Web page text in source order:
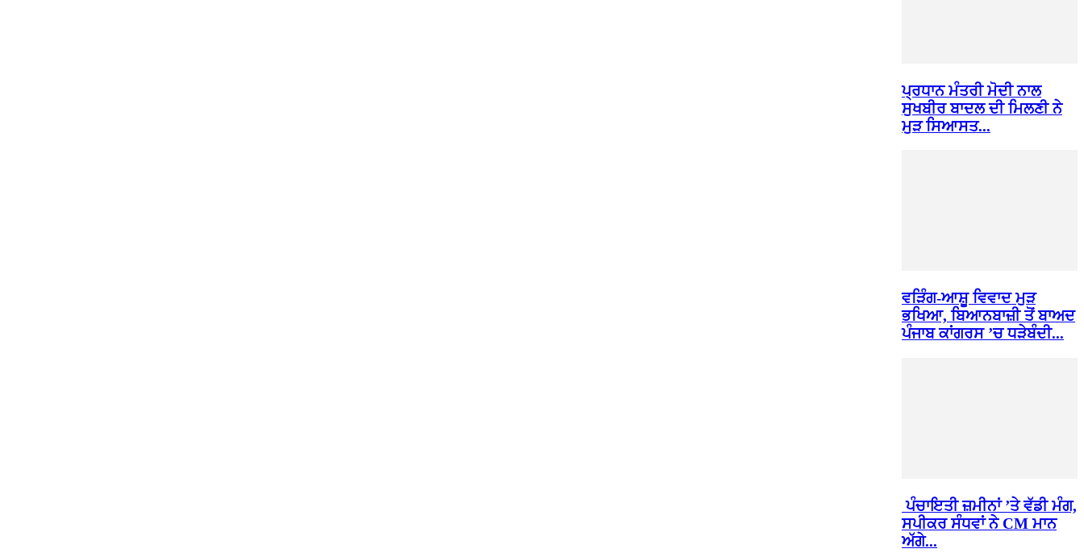
ਪ੍ਰਧਾਨ ਮੰਤਰੀ ਮੋਦੀ ਨਾਲ
ਸੁਖਬੀਰ ਬਾਦਲ ਦੀ ਮਿਲਣੀ ਨੇ
ਮੁੜ ਸਿਆਸਤ...
ਵੜਿੰਗ-ਆਸ਼ੂ ਵਿਵਾਦ ਮੁੜ
ਭਖਿਆ, ਬਿਆਨਬਾਜ਼ੀ ਤੋਂ ਬਾਅਦ
ਪੰਜਾਬ ਕਾਂਗਰਸ ’ਚ ਧੜੇਬੰਦੀ...
ਪੰਚਾਇਤੀ ਜ਼ਮੀਨਾਂ ’ਤੇ ਵੱਡੀ ਮੰਗ,
ਸਪੀਕਰ ਸੰਧਵਾਂ ਨੇ CM ਮਾਨ
ਅੱਗੇ...